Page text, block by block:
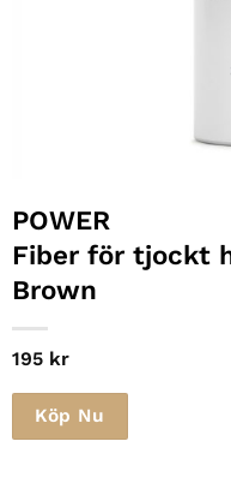
POWER
Fiber för tjockt
Brown
195 kr
Köp Nu